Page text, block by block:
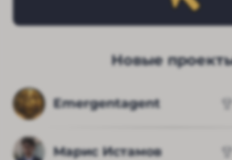
Новые
Emergentagent
Марис Истамов